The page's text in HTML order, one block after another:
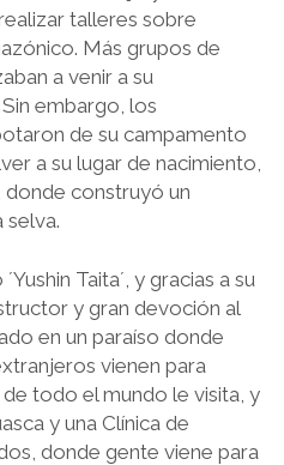
talleres sobre
Más grupos de
a venir a su
embargo, los
de su campamento
a su lugar de nacimiento,
donde construyó un
selva.
Taita´, y gracias a su
y gran devoción al
en un paraíso donde
vienen para
todo el mundo le visita, y
y una Clínica de
donde gente viene para